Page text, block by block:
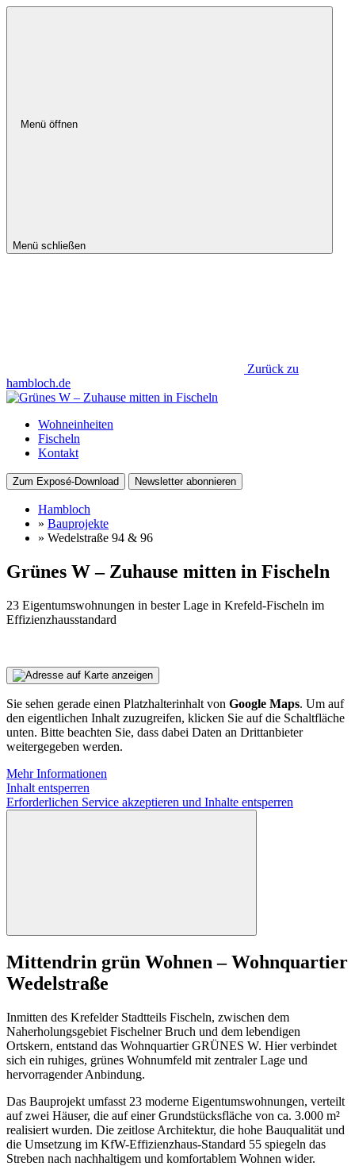
Menü öffnen
Menü schließen
Zurück zu
hambloch.de
Wohneinheiten
Fischeln
Kontakt
Zum Exposé-Download Newsletter abonnieren
Hambloch
» Bauprojekte
» Wedelstraße 94 & 96
Grünes W – Zuhause mitten in Fischeln
23 Eigentumswohnungen in bester Lage in Krefeld-Fischeln im
Effizienzhausstandard
Sie sehen gerade einen Platzhalterinhalt von Google Maps. Um auf
den eigentlichen Inhalt zuzugreifen, klicken Sie auf die Schaltfläche
unten. Bitte beachten Sie, dass dabei Daten an Drittanbieter
weitergegeben werden.
Mehr Informationen
Inhalt entsperren
Erforderlichen Service akzeptieren und Inhalte entsperren
Mittendrin grün Wohnen – Wohnquartier
Wedelstraße
Inmitten des Krefelder Stadtteils Fischeln, zwischen dem
Naherholungsgebiet Fischelner Bruch und dem lebendigen
Ortskern, entstand das Wohnquartier GRÜNES W. Hier verbindet
sich ein ruhiges, grünes Wohnumfeld mit zentraler Lage und
hervorragender Anbindung.
Das Bauprojekt umfasst 23 moderne Eigentumswohnungen, verteilt
auf zwei Häuser, die auf einer Grundstücksfläche von ca. 3.000 m²
realisiert wurden. Die zeitlose Architektur, die hohe Bauqualität und
die Umsetzung im KfW-Effizienzhaus-Standard 55 spiegeln das
Streben nach nachhaltigem und komfortablem Wohnen wider.